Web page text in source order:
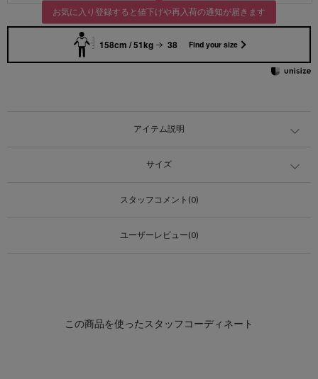
お気に入り登録すると値下げや再入荷の通知が届きます
158cm / 51kg 38 Find your size
アイテム説明
サイズ
スタッフコメント(0)
ユーザーレビュー(0)